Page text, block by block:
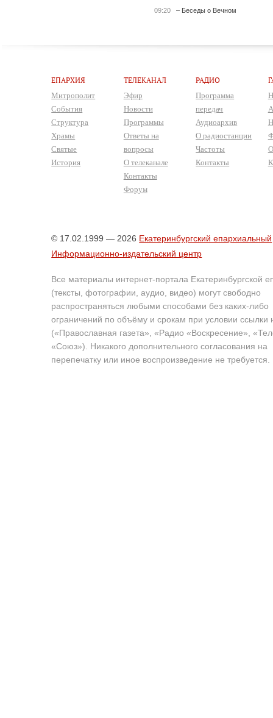
09:20 – Беседы о Вечном
ЕПАРХИЯ
Митрополит
События
Структура
Храмы
Святые
История
ТЕЛЕКАНАЛ
Эфир
Новости
Программы
Ответы на
вопросы
О телеканале
Контакты
Форум
РАДИО
Программа
передач
Аудиоархив
О радиостанции
Частоты
Контакты
© 17.02.1999 — 2026 Екатеринбургский епархиальный
Информационно-издательский центр
Все материалы интернет-портала Екатеринбургской
(тексты, фотографии, аудио, видео) могут свободно
распространяться любыми способами без каких-либо
ограничений по объёму и срокам при условии ссылки
(«Православная газета», «Радио «Воскресение»,
«Союз»). Никакого дополнительного согласования на
перепечатку или иное воспроизведение не требуется.